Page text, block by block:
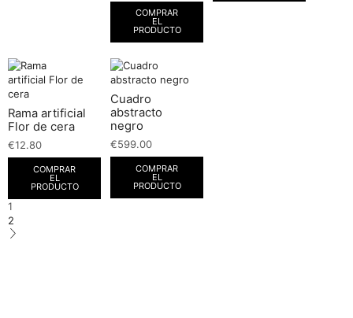
COMPRAR
EL
PRODUCTO
Rama artificial
Flor de cera
€12.80
COMPRAR
EL
PRODUCTO
Cuadro
abstracto
negro
€599.00
COMPRAR
EL
PRODUCTO
1
2